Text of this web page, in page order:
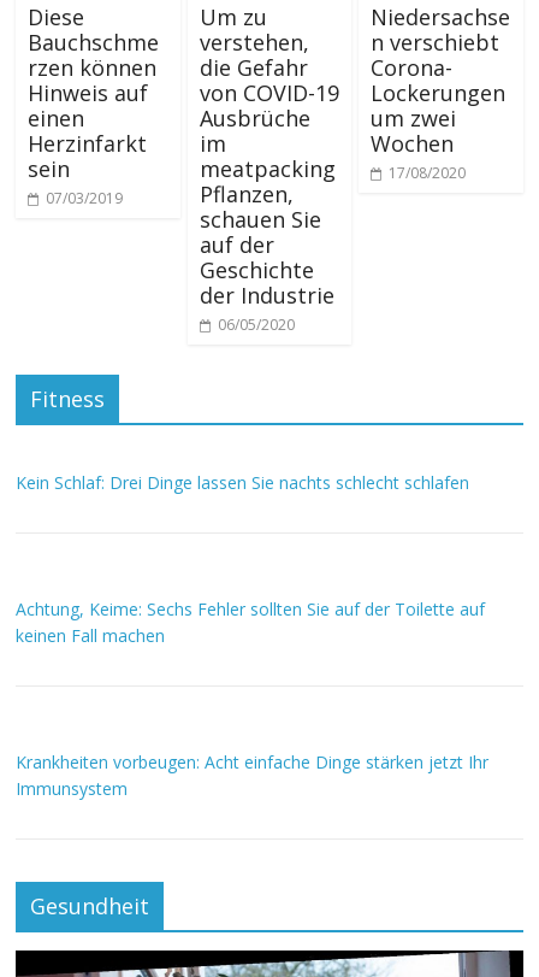
Diese
Bauchschme
rzen können
Hinweis auf
einen
Herzinfarkt
sein
07/03/2019
Um zu
verstehen,
die Gefahr
von COVID-19
Ausbrüche
im
meatpacking
Pflanzen,
schauen Sie
auf der
Geschichte
der Industrie
06/05/2020
Niedersachse
n verschiebt
Corona-
Lockerungen
um zwei
Wochen
17/08/2020
Fitness
Kein Schlaf: Drei Dinge lassen Sie nachts schlecht schlafen
Achtung, Keime: Sechs Fehler sollten Sie auf der Toilette auf
keinen Fall machen
Krankheiten vorbeugen: Acht einfache Dinge stärken jetzt Ihr
Immunsystem
Gesundheit